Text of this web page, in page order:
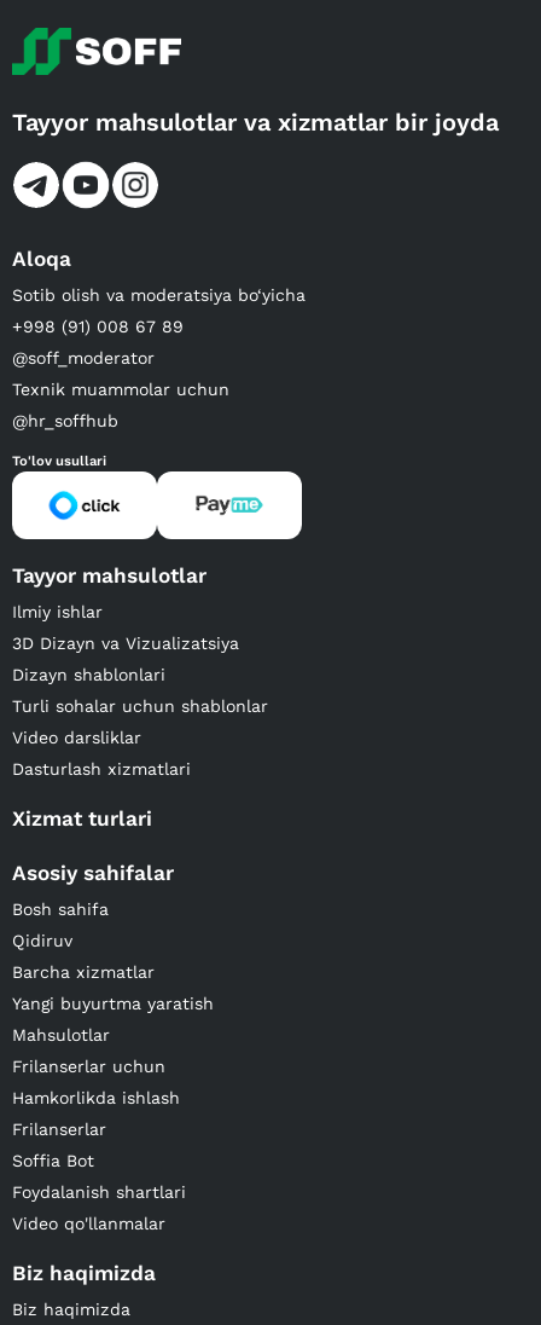
Tayyor mahsulotlar va xizmatlar bir joyda
Aloqa
Sotib olish va moderatsiya bo‘yicha
+998 (91) 008 67 89
@soff_moderator
Texnik muammolar uchun
@hr_soffhub
To'lov usullari
Tayyor mahsulotlar
Ilmiy ishlar
3D Dizayn va Vizualizatsiya
Dizayn shablonlari
Turli sohalar uchun shablonlar
Video darsliklar
Dasturlash xizmatlari
Xizmat turlari
Asosiy sahifalar
Bosh sahifa
Qidiruv
Barcha xizmatlar
Yangi buyurtma yaratish
Mahsulotlar
Frilanserlar uchun
Hamkorlikda ishlash
Frilanserlar
Soffia Bot
Foydalanish shartlari
Video qo'llanmalar
Biz haqimizda
Biz haqimizda